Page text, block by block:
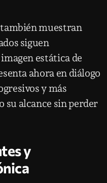
muestran
siguen
estática de
ahora en diálogo
y más
su alcance sin perder
y